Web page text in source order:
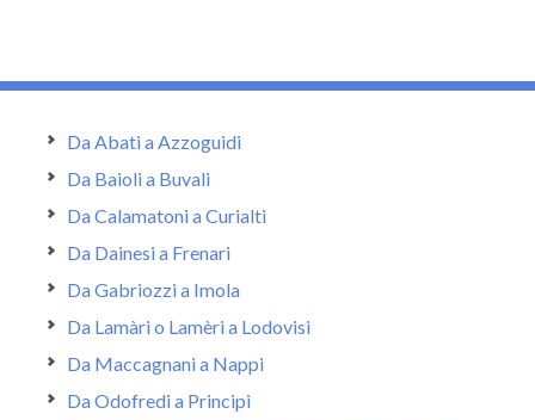
Da Abati a Azzoguidi
Da Baioli a Buvali
Da Calamatoni a Curialti
Da Dainesi a Frenari
Da Gabriozzi a Imola
Da Lamàri o Lamèri a Lodovisi
Da Maccagnani a Nappi
Da Odofredi a Principi